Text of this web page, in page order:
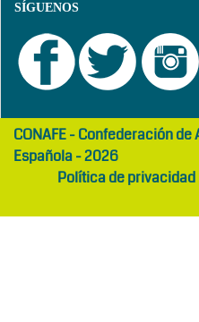
SÍGUENOS
girls
abaya
maltepe
otelCONAFE - Confederación
Española - 2026
Política de privacidad